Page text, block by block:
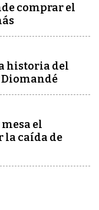
comprar el
historia del
Diomandé
el
caída de